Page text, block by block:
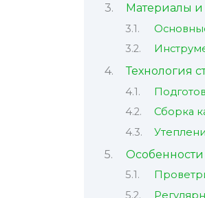
Материалы и
Технология
Сборка
Особенности